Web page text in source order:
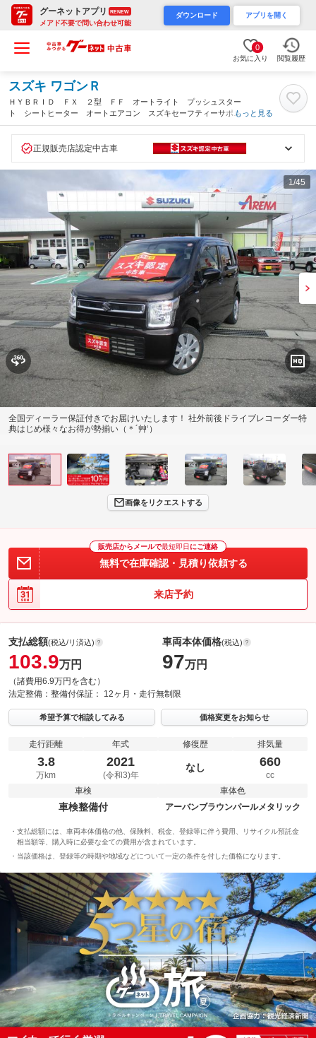
グーネットアプリ RENEW
メアド不要で問い合わせ可能
ダウンロード アプリを開く
0
お気に入り 閲覧履歴
スズキ ワゴンＲ
ＨＹＢＲＩＤ ＦＸ ２型 ＦＦ オートライト プッシュスター
ト シートヒーター オートエアコン スズキセーフティーサポー
ト 衝突被害軽減システム アイドリングストップ 横滑り防止機
もっと見る
正規販売店認定中古車
1/45
全国ディーラー保証付きでお届けいたします！ 社外前後ドライブレコーダー特
典はじめ様々なお得が勢揃い（＊´艸‘）
画像をリクエストする
販売店からメールで最短即日 にご連絡
無料で在庫確認・見積り依頼する
来店予約
支払総額(税込/リ済込)
103.9万円
（諸費用6.9万円を含む）
車両本体価格(税込)
97万円
法定整備： 整備付保証： 12ヶ月・走行無制限
希望予算で相談してみる 価格変更をお知らせ
走行距離
3.8
万km
年式
2021
(令和3)年
修復歴
なし
排気量
660
cc
車検
車検整備付
車体色
アーバンブラウンパールメタリック
支払総額には、車両本体価格の他、保険料、税金、登録等に伴う費用、リサイクル預託金
相当額等、購入時に必要な全ての費用が含まれています。
当該価格は、登録等の時期や地域などについて一定の条件を付した価格になります。